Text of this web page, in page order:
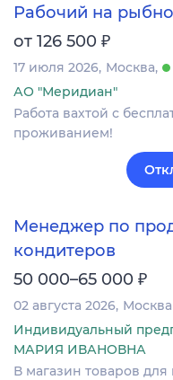
Рабочий на
от 126 500 ₽
17 июля 2026 Москва
АО "Меридиан"
Работа вахтой с
проживанием!
Менеджер по
кондитеров
50 000–65 000 ₽
02 августа 2026 Москва
Индивидуальный
МАРИЯ ИВАНОВНА
В магазин товаров для